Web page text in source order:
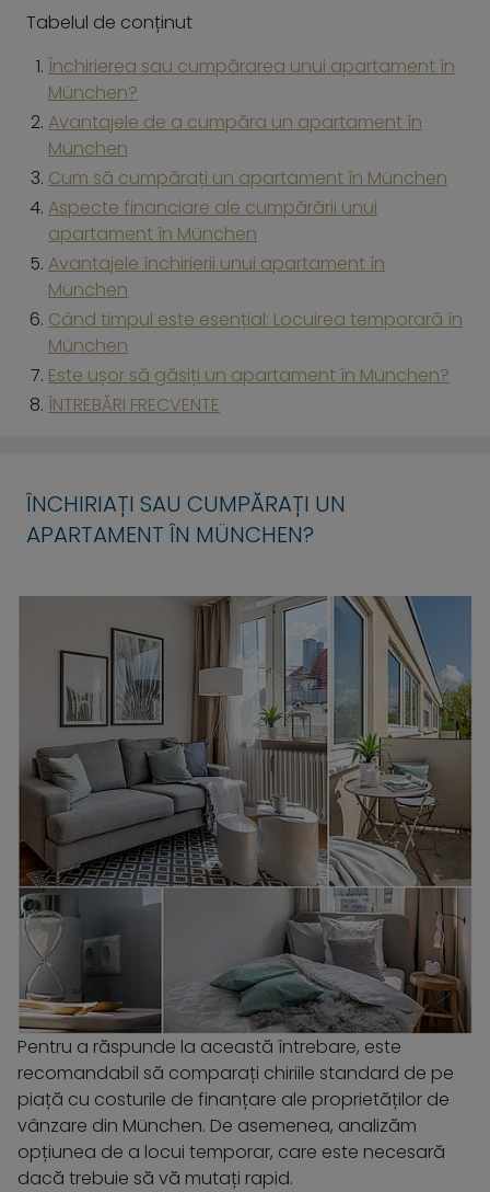
Tabelul de conținut
Închirierea sau cumpărarea unui apartament în
München?
Avantajele de a cumpăra un apartament în
München
Cum să cumpărați un apartament în München
Aspecte financiare ale cumpărării unui
apartament în München
Avantajele închirierii unui apartament în
München
Când timpul este esențial: Locuirea temporară în
München
Este ușor să găsiți un apartament în München?
ÎNTREBĂRI FRECVENTE
ÎNCHIRIAȚI SAU CUMPĂRAȚI UN
APARTAMENT ÎN MÜNCHEN?
Pentru a răspunde la această întrebare, este
recomandabil să comparați chiriile standard de pe
piață cu costurile de finanțare ale proprietăților de
vânzare din München. De asemenea, analizăm
opțiunea de a locui temporar, care este necesară
dacă trebuie să vă mutați rapid.